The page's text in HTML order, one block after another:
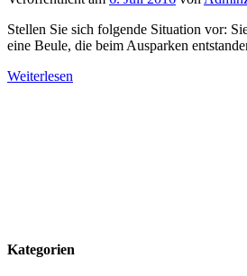
Stellen Sie sich folgende Situation vor:
eine Beule, die beim Ausparken
Weiterlesen
Kategorien